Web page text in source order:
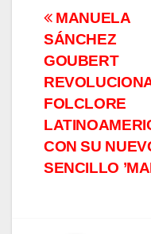
de
entradas
MANUELA
SÁNCHEZ
GOUBERT
FOLCLORE
CON SU
SENCILLO